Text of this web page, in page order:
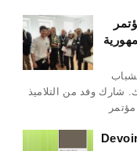
شارك وفد من التلاميذ